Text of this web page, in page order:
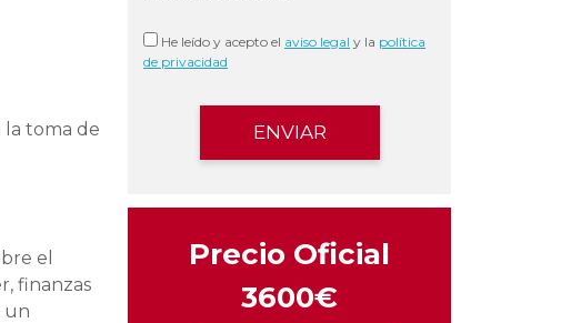
la toma de
el
finanzas
un
He leído y acepto el aviso legal y la política
de privacidad
Precio Oficial
3600€